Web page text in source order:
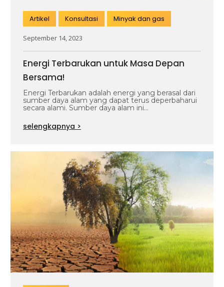
Artikel Konsultasi Minyak dan gas
September 14, 2023
Energi Terbarukan untuk Masa Depan
Bersama!
Energi Terbarukan adalah energi yang berasal dari
sumber daya alam yang dapat terus deperbaharui
secara alami. Sumber daya alam ini…
selengkapnya >